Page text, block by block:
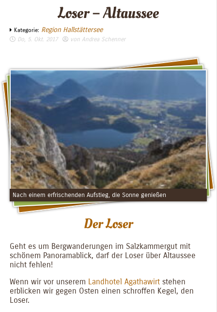
Loser – Altaussee
Kategorie: Region Hallstättersee
Do, 5. Okt. 2017 von Andrea Schenner
Nach einem erfrischenden Aufstieg, die Sonne genießen
Der Loser
Geht es um Bergwanderungen im Salzkammergut mit
schönem Panoramablick, darf der Loser über Altaussee
nicht fehlen!
Wenn wir vor unserem Landhotel Agathawirt stehen
erblicken wir gegen Osten einen schroffen Kegel, den
Loser.